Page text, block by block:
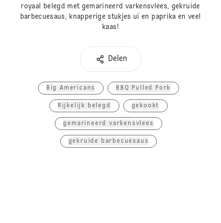
royaal belegd met gemarineerd varkensvlees, gekruide
barbecuesaus, knapperige stukjes ui en paprika en veel
kaas!
Delen
Big Americans BBQ Pulled Pork
Rijkelijk belegd gekookt
gemarineerd varkensvlees
gekruide barbecuesaus